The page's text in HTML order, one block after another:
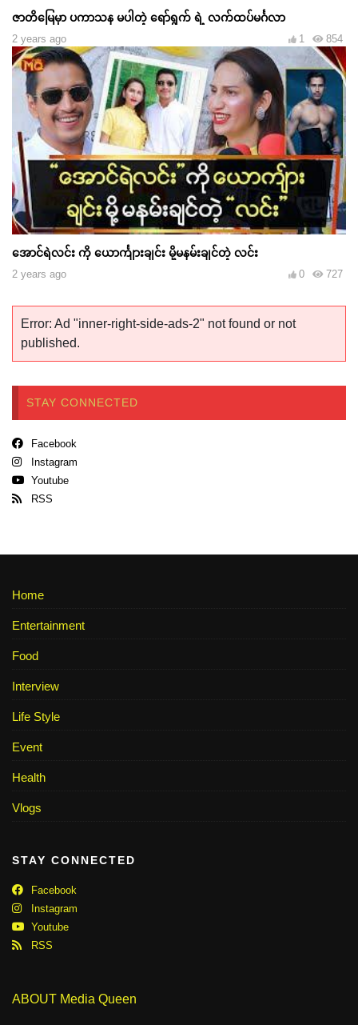
ဇာတိမြေမှာ ပကာသန မပါတဲ့ ရော်ရွက် ရဲ့ လက်ထပ်မင်္ဂလာ
2 years ago 854
1
အောင်ရဲလင်း ကို ယောင်္ကျားချင်း မို့မနမ်းချင်တဲ့ လင်း
2 years ago 727
0
Error: Ad "inner-right-side-ads-2" not found or not
published.
STAY CONNECTED
Facebook
Instagram
Youtube
RSS
Home
Entertainment
Food
Interview
Life Style
Event
Health
Vlogs
STAY CONNECTED
Facebook
Instagram
Youtube
RSS
ABOUT Media Queen